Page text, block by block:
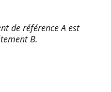
de référence A est
B.